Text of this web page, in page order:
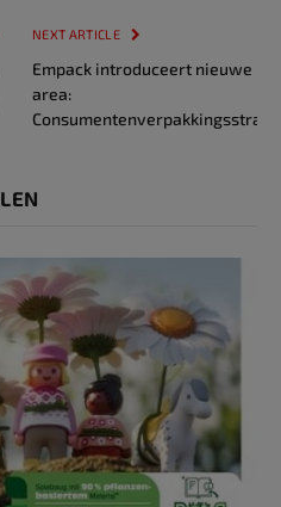
NEXT ARTICLE
Empack introduceert nieuwe
area:
Consumentenverpakkingsstraat